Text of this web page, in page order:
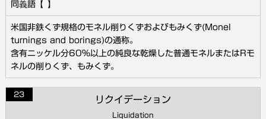
米国非鉄くず規格のモネル削りくずおよびもみくず(Monel
turnings and borings)の通称。
含有ニッケル分60％以上の純良な乾燥した普通モネルまたはRモ
ネルの削りくず、もみくず。
23
リクイデーション
Liquidation